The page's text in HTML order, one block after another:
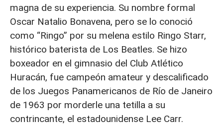
magna de su experiencia. Su nombre formal
Oscar Natalio Bonavena, pero se lo conoció
como “Ringo” por su melena estilo Ringo Starr,
histórico baterista de Los Beatles. Se hizo
boxeador en el gimnasio del Club Atlético
Huracán, fue campeón amateur y descalificado
de los Juegos Panamericanos de Río de Janeiro
de 1963 por morderle una tetilla a su
contrincante, el estadounidense Lee Carr.